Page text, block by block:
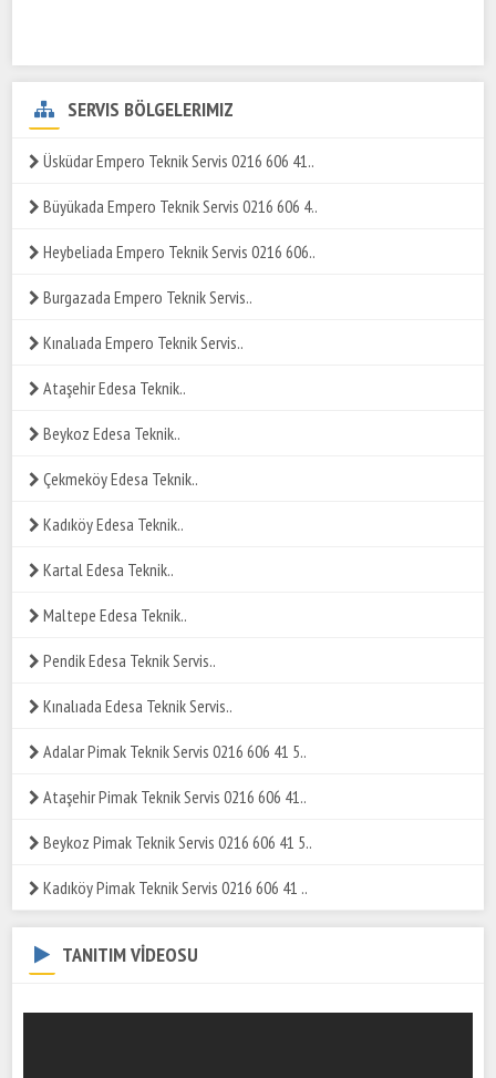
SERVIS BÖLGELERIMIZ
Üsküdar Empero Teknik Servis 0216 606 41..
Büyükada Empero Teknik Servis 0216 606 4..
Heybeliada Empero Teknik Servis 0216 606..
Burgazada Empero Teknik Servis..
Kınalıada Empero Teknik Servis..
Ataşehir Edesa Teknik..
Beykoz Edesa Teknik..
Çekmeköy Edesa Teknik..
Kadıköy Edesa Teknik..
Kartal Edesa Teknik..
Maltepe Edesa Teknik..
Pendik Edesa Teknik Servis..
Kınalıada Edesa Teknik Servis..
Adalar Pimak Teknik Servis 0216 606 41 5..
Ataşehir Pimak Teknik Servis 0216 606 41..
Beykoz Pimak Teknik Servis 0216 606 41 5..
Kadıköy Pimak Teknik Servis 0216 606 41 ..
TANITIM VİDEOSU